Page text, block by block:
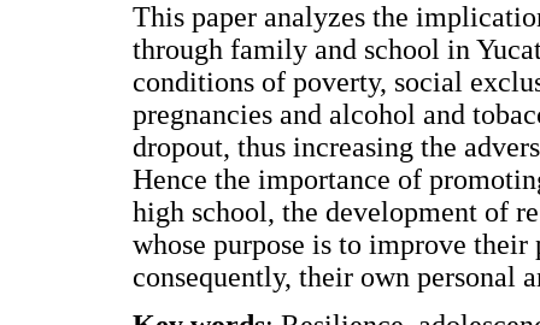
This paper analyzes the
through family and school in
conditions of poverty, social
pregnancies and alcohol and
dropout, thus increasing the
Hence the importance of
high school, the development of
whose purpose is to improve
consequently, their own personal